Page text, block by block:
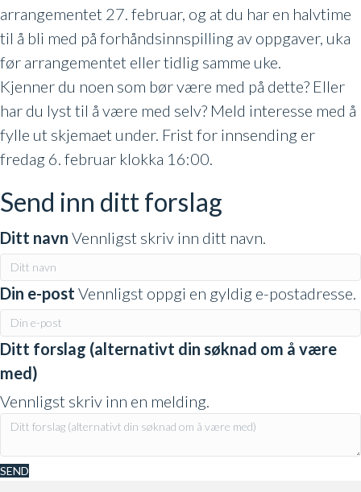
arrangementet 27. februar, og at du har en halvtime
til å bli med på forhåndsinnspilling av oppgaver, uka
før arrangementet eller tidlig samme uke.
Kjenner du noen som bør være med på dette? Eller
har du lyst til å være med selv? Meld interesse med å
fylle ut skjemaet under. Frist for innsending er
fredag 6. februar klokka 16:00.
Send inn ditt forslag
Ditt navn Vennligst skriv inn ditt navn.
Din e-post Vennligst oppgi en gyldig e-postadresse.
Ditt forslag (alternativt din søknad om å være
med)
Vennligst skriv inn en melding.
SEND